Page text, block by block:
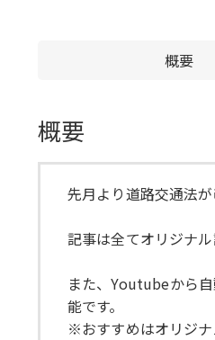
概要
概要
先月より道路交通法
記事は全てオリジナ
また、Youtubeから
能です。
※おすすめはオリジナ